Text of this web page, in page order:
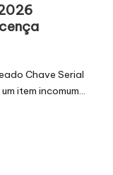
Chave Serial
item incomum…